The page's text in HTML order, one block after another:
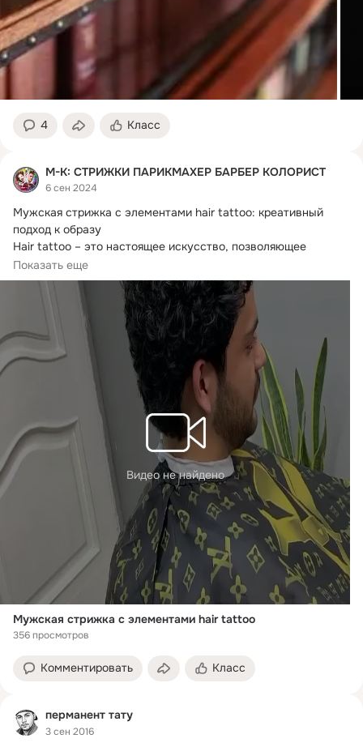
4 Класс
М-К: СТРИЖКИ ПАРИКМАХЕР БАРБЕР КОЛОРИСТ
6 сен 2024
Мужская стрижка с элементами hair tattoo: креативный
подход к образу
Hair tattoo – это настоящее искусство, позволяющее
создать уникальный...
Показать еще
Видео не найдено
Мужская стрижка с элементами hair tattoo
356 просмотров
Комментировать Класс
перманент тату
3 сен 2016